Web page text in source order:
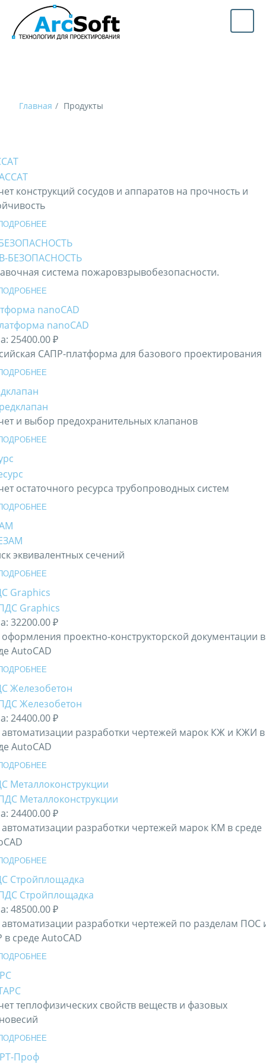
Главная Продукты
конструкций сосудов и аппаратов на прочность и
система пожаровзрывобезопасности.
nanoCAD
25400.00 ₽
САПР-платформа для базового проектирования
и выбор предохранительных клапанов
остаточного ресурса трубопроводных систем
эквивалентных сечений
Graphics
32200.00 ₽
проектно-конструкторской документации в
AutoCAD
Железобетон
24400.00 ₽
разработки чертежей марок КЖ и КЖИ в
AutoCAD
Металлоконструкции
24400.00 ₽
разработки чертежей марок КМ в среде
Стройплощадка
48500.00 ₽
разработки чертежей по разделам ПОС
среде AutoCAD
теплофизических свойств веществ и фазовых
Проф